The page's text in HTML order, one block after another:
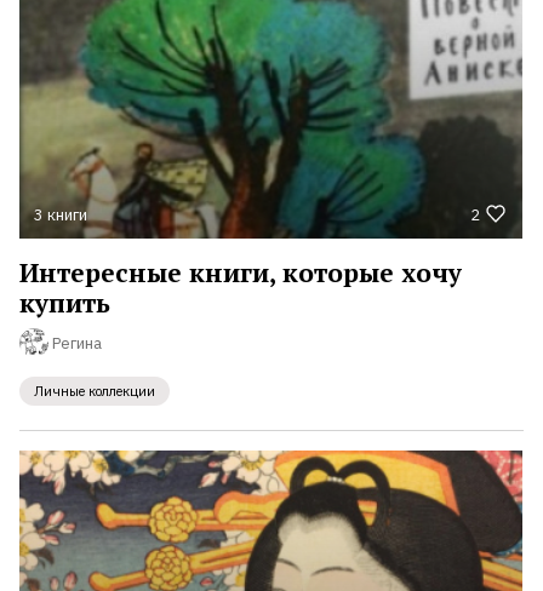
3 книги 2
Интересные книги, которые хочу
купить
Регина
Личные коллекции